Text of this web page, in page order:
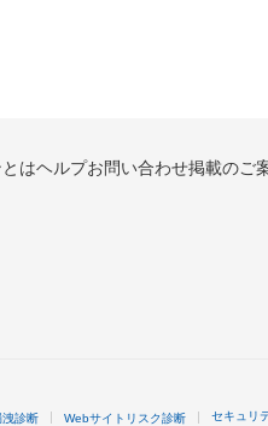
はヘルプお問い合わせ掲載のご
洩診断 Webサイトリスク診断 セキュリ